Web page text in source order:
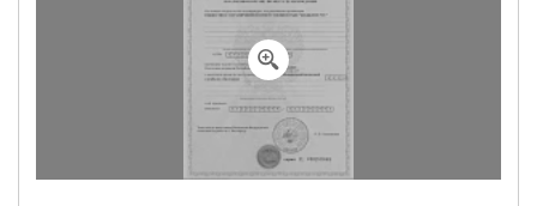
ЧАСТО ЗАДАВАЕМЫЕ ВОПРОСЫ